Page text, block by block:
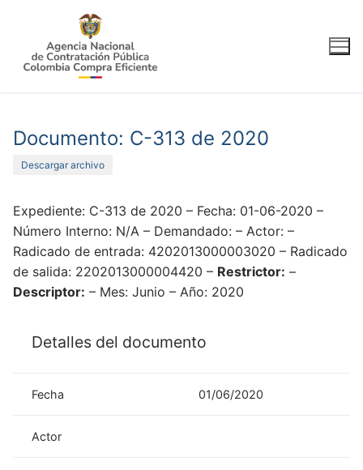
contenido
Documento: C-313 de 2020
Descargar archivo
Expediente: C-313 de 2020 – Fecha: 01-06-2020 –
Número Interno: N/A – Demandado: – Actor: –
Radicado de entrada: 4202013000003020 – Radicado
de salida: 2202013000004420 – Restrictor: –
Descriptor: – Mes: Junio – Año: 2020
Detalles del documento
Fecha 01/06/2020
Actor